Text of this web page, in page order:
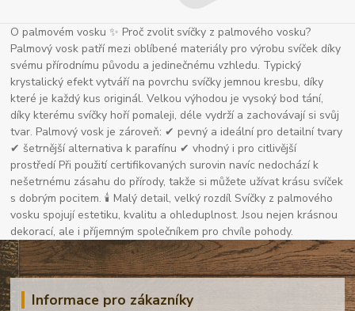
O palmovém vosku ✨ Proč zvolit svíčky z palmového vosku?
Palmový vosk patří mezi oblíbené materiály pro výrobu svíček díky
svému přírodnímu původu a jedinečnému vzhledu. Typický
krystalický efekt vytváří na povrchu svíčky jemnou kresbu, díky
které je každý kus originál. Velkou výhodou je vysoký bod tání,
díky kterému svíčky hoří pomaleji, déle vydrží a zachovávají si svůj
tvar. Palmový vosk je zároveň: ✔ pevný a ideální pro detailní tvary
✔ šetrnější alternativa k parafínu ✔ vhodný i pro citlivější
prostředí Při použití certifikovaných surovin navíc nedochází k
nešetrnému zásahu do přírody, takže si můžete užívat krásu svíček
s dobrým pocitem. 🕯 Malý detail, velký rozdíl Svíčky z palmového
vosku spojují estetiku, kvalitu a ohleduplnost. Jsou nejen krásnou
dekorací, ale i příjemným společníkem pro chvíle pohody.
Informace pro zákazníky